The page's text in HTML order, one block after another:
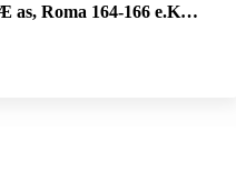
R: Concordia stående mot venstre